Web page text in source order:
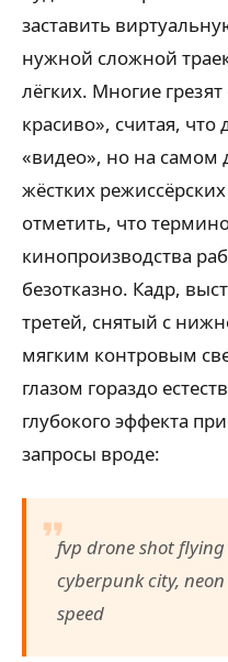
заставить
нужной сложной
лёгких. Многие
красиво», считая, что
«видео», но на самом
жёстких
отметить, что
кинопроизводства
безотказно. Кадр,
третей, снятый с
мягким контровым
глазом гораздо
глубокого эффекта
запросы вроде:
fvp drone shot
cyberpunk city,
speed